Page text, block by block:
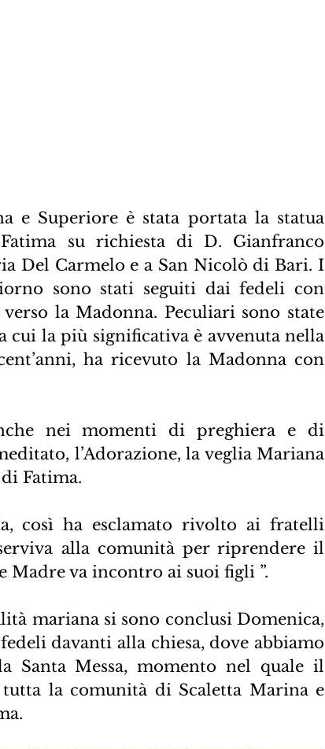
e Superiore è stata portata la statua
su richiesta di D. Gianfranco
Del Carmelo e a San Nicolò di Bari. I
sono stati seguiti dai fedeli con
la Madonna. Peculiari sono state
cui la più significativa è avvenuta nella
ha ricevuto la Madonna con
nei momenti di preghiera e di
l’Adorazione, la veglia Mariana
Fatima.
così ha esclamato rivolto ai fratelli
alla comunità per riprendere il
Madre va incontro ai suoi figli ”.
mariana si sono conclusi Domenica,
davanti alla chiesa, dove abbiamo
Santa Messa, momento nel quale il
la comunità di Scaletta Marina e